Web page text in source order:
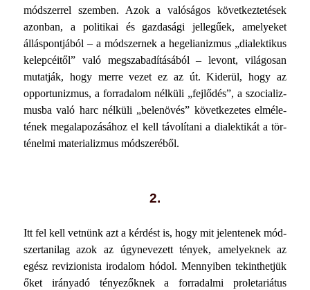
módszerrel szemben. Azok a valóságos kö­vetkeztetések
azonban, a politikai és gazdasági jellegűek, ame­lyeket
álláspontjából – a módszernek a hegelianizmus „dia­lektikus
kelepcéitől” való megszabadításából – levont, vilá­gosan
mutatják, hogy merre vezet ez az út. Kiderül, hogy az
opportunizmus, a forradalom nélküli „fejlődés”, a szocializ­
musba való harc nélküli „belenövés” következetes elméle­
tének megalapozásához el kell távolítani a dialektikát a tör­
ténelmi materializmus módszeréből.
2.
Itt fel kell vetnünk azt a kérdést is, hogy mit jelentenek mód­
szertanilag azok az úgynevezett tények, amelyeknek az
egész revizionista irodalom hódol. Mennyiben tekinthetjük
őket irányadó tényezőknek a forradalmi proletariátus